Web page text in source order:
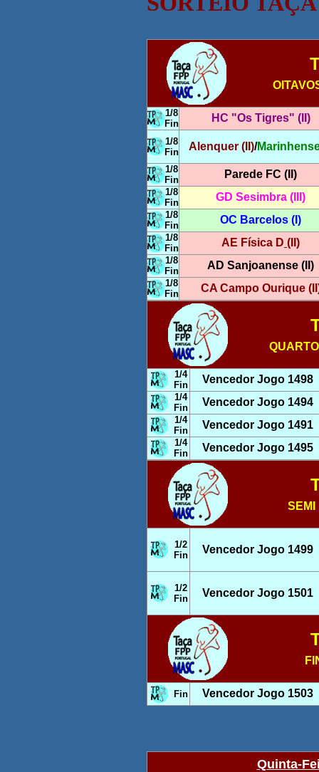
1/8
Fin
HC "Os Tigres" (II)
1/8
Fin
Alenquer(II)/
1/8
Fin
Parede FC (II)
1/8
Fin
GD Sesimbra (III)
1/8
Fin
OC Barcelos (I)
1/8
Fin
AE Física D ( II)
1/8
Fin
AD Sanjoanense (II)
1/8
Fin
CA Campo Ourique
1/4
Fin
Vencedor Jogo 1498
1/4
Fin
Vencedor Jogo 1494
1/4
Fin
Vencedor Jogo 1491
1/4
Fin
Vencedor Jogo 1495
SEMI
1/2
Fin
Vencedor Jogo 1499
1/2
Fin
Vencedor Jogo 1501
Fin Vencedor Jogo 1503
Quinta-